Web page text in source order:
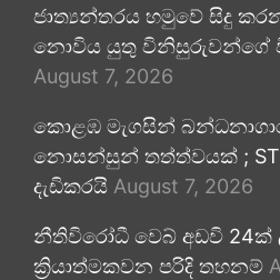
ජාත්‍යන්තරය හමුවේ සිදු
නොවිය යුතු විනිසුරුවන්ගේ
August 7, 2026
කොළඹ මැගසින්
නොසන්සුන් තත්ත්වයක් ;
දැඩිකරයි August 7, 2026
නීතිවිරෝධී වෙබ් අඩවි 24ක්
ක්‍රියාත්මකවන පරිදි තහනම්